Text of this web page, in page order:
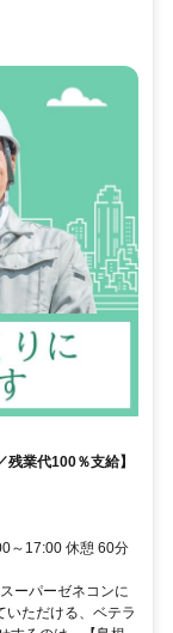
業代100％支給】
～17:00 休憩 60分
ーパーゼネコンに
いただける、ベテラ